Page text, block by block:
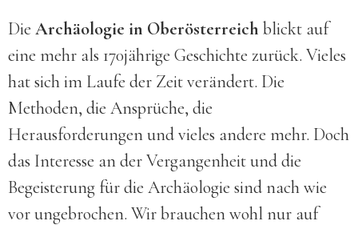
Die Archäologie in Oberösterreich blickt auf
eine mehr als 170jährige Geschichte zurück. Vieles
hat sich im Laufe der Zeit verändert. Die
Methoden, die Ansprüche, die
Herausforderungen und vieles andere mehr. Doch
das Interesse an der Vergangenheit und die
Begeisterung für die Archäologie sind nach wie
vor ungebrochen. Wir brauchen wohl nur auf